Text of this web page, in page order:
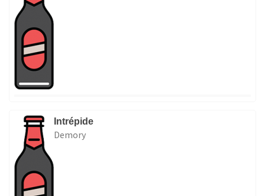
Intrépide
Demory